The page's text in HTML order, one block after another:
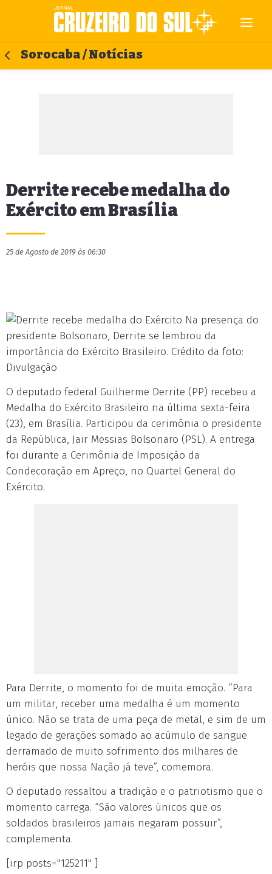
Sorocaba / Notícias
Derrite recebe medalha do
Exército em Brasília
25 de Agosto de 2019 às 06:30
Na presença do
presidente Bolsonaro, Derrite se lembrou da
importância do Exército Brasileiro. Crédito da foto:
Divulgação
O deputado federal Guilherme Derrite (PP) recebeu a
Medalha do Exército Brasileiro na última sexta-feira
(23), em Brasília. Participou da cerimônia o presidente
da República, Jair Messias Bolsonaro (PSL). A entrega
foi durante a Cerimônia de Imposição da
Condecoração em Apreço, no Quartel General do
Exército.
Para Derrite, o momento foi de muita emoção. “Para
um militar, receber uma medalha é um momento
único. Não se trata de uma peça de metal, e sim de um
legado de gerações somado ao acúmulo de sangue
derramado de muito sofrimento dos milhares de
heróis que nossa Nação já teve”, comemora.
O deputado ressaltou a tradição e o patriotismo que o
momento carrega. “São valores únicos que os
soldados brasileiros jamais negaram possuir”,
complementa.
[irp posts="125211" ]